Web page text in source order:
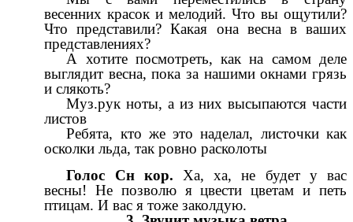
весенних красок и мелодий. Что вы ощутили?
Что представили? Какая она весна в ваших
представлениях?
А хотите посмотреть, как на самом деле
выглядит весна, пока за нашими окнами грязь
и слякоть?
Муз.рук ноты, а из них высыпаются части
листов
Ребята, кто же это наделал, листочки как
осколки льда, так ровно расколоты
Голос Сн кор. Ха, ха, не будет у вас
весны! Не позволю я цвести цветам и петь
птицам. И вас я тоже заколдую.